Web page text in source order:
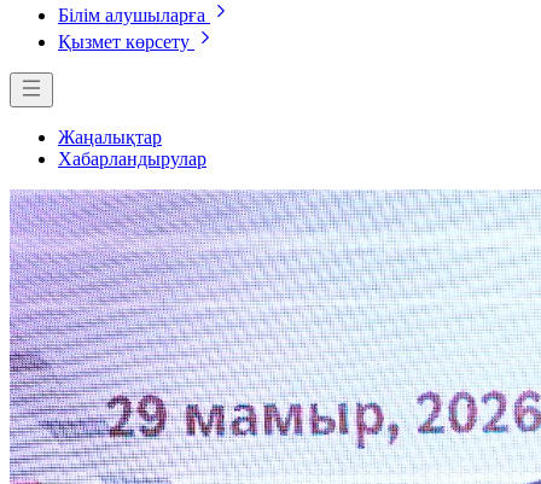
Білім алушыларға
Қызмет көрсету
Жаңалықтар
Хабарландырулар